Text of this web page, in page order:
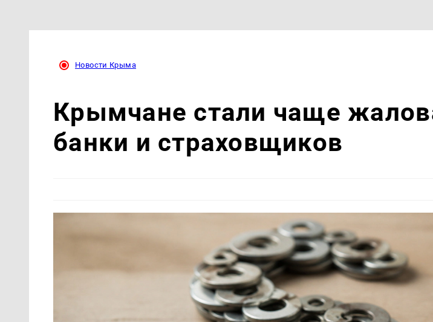
Новости Крыма
Крымчане стали чаще
банки и страховщиков